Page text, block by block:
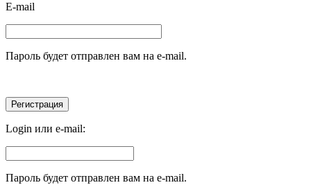
E-mail
Пароль будет отправлен вам на e-mail.
Login или e-mail:
Пароль будет отправлен вам на e-mail.